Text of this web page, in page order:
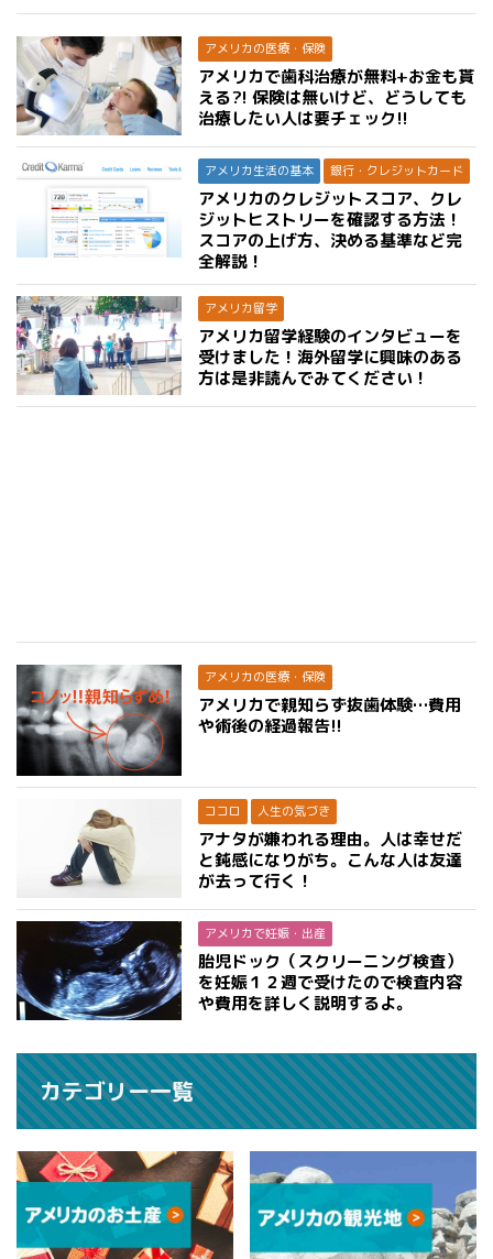
アメリカの医療・保険
アメリカで歯科治療が無料+お金も貰
える?! 保険は無いけど、どうしても
治療したい人は要チェック!!
アメリカ生活の基本 銀行・クレジットカード
アメリカのクレジットスコア、クレ
ジットヒストリーを確認する方法！
スコアの上げ方、決める基準など完
全解説！
アメリカ留学
アメリカ留学経験のインタビューを
受けました！海外留学に興味のある
方は是非読んでみてください！
アメリカの医療・保険
アメリカで親知らず抜歯体験…費用
や術後の経過報告!!
ココロ 人生の気づき
アナタが嫌われる理由。人は幸せだ
と鈍感になりがち。こんな人は友達
が去って行く！
アメリカで妊娠・出産
胎児ドック（スクリーニング検査）
を妊娠１２週で受けたので検査内容
や費用を詳しく説明するよ。
カテゴリー一覧